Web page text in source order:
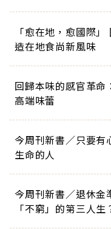
「愈在地，愈國際
造在地食尚新風味
回歸本味的感官革
高端味蕾
今周刊新書／只要有
生命的人
今周刊新書／退休金
「不窮」的第三人生